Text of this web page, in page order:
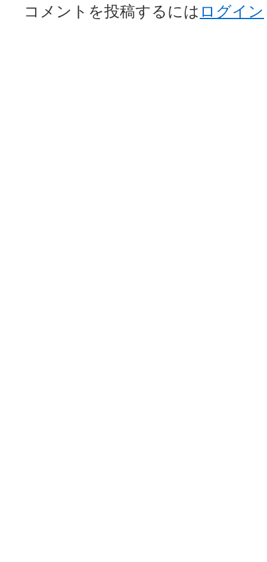
コメントを投稿するには ログイン